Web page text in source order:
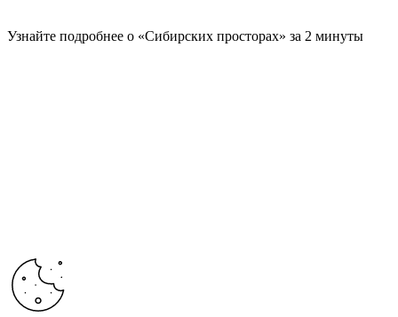
Узнайте подробнее о «Сибирских просторах» за 2 минуты